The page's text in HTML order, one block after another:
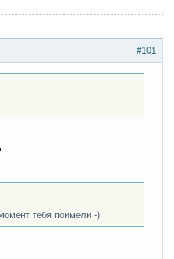
#101
тебя поимели -)